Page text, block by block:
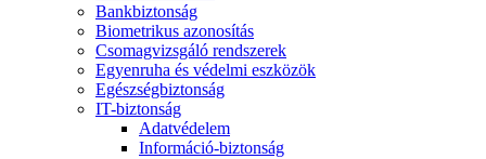
Bankbiztonság
Biometrikus azonosítás
Csomagvizsgáló rendszerek
Egyenruha és védelmi eszközök
Egészségbiztonság
IT-biztonság
Adatvédelem
Információ-biztonság